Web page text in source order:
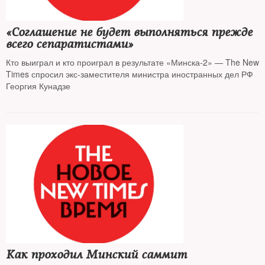
«Соглашение не будет выполняться прежде
всего сепаратистами»
Кто выиграл и кто проиграл в результате «Минска-2» — The New
Times спросил экс-заместителя министра иностранных дел РФ
Георгия Кунадзе
Как проходил Минский саммит